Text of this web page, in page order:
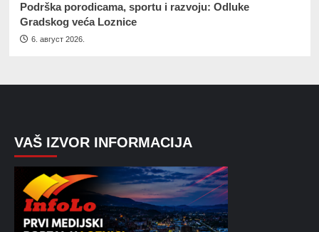
Podrška porodicama, sportu i razvoju: Odluke
Gradskog veća Loznice
6. август 2026.
VAŠ IZVOR INFORMACIJA